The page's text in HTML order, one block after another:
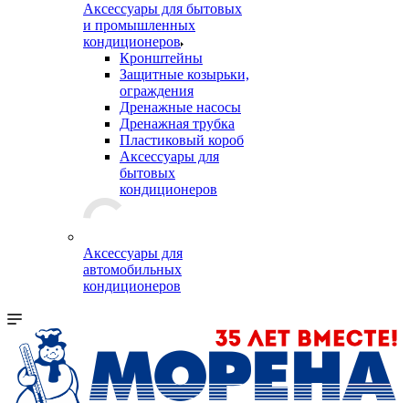
Аксессуары для бытовых
и промышленных
кондиционеров
Кронштейны
Защитные козырьки,
ограждения
Дренажные насосы
Дренажная трубка
Пластиковый короб
Аксессуары для
бытовых
кондиционеров
Аксессуары для
автомобильных
кондиционеров